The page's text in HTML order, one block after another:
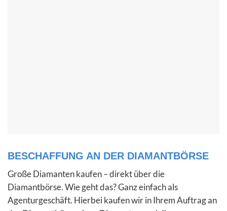
BESCHAFFUNG AN DER DIAMANTBÖRSE
Große Diamanten kaufen – direkt über die
Diamantbörse. Wie geht das? Ganz einfach als
Agenturgeschäft. Hierbei kaufen wir in Ihrem Auftrag an